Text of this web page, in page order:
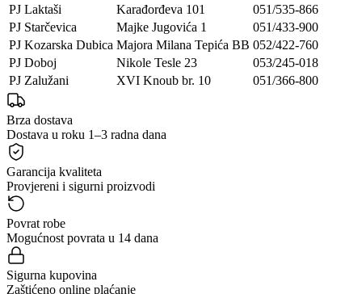
PJ Laktaši
Karađorđeva 101
051/535-866
PJ Starčevica
Majke Jugovića 1
051/433-900
PJ Kozarska Dubica Majora Milana Tepića BB 052/422-760
PJ Doboj
Nikole Tesle 23
053/245-018
PJ Zalužani
XVI Knoub br. 10 051/366-800
Brza dostava
Dostava u roku 1–3 radna dana
Garancija kvaliteta
Provjereni i sigurni proizvodi
Povrat robe
Mogućnost povrata u 14 dana
Sigurna kupovina
Zaštićeno online plaćanje